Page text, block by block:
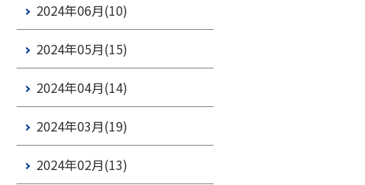
2024年06月(10)
2024年05月(15)
2024年04月(14)
2024年03月(19)
2024年02月(13)